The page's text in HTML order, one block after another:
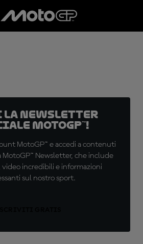
la newsletter
MotoGP™!
MotoGP™ e accedi a contenuti
MotoGP™ Newsletter, che include
video incredibili e informazioni
sul nostro sport.